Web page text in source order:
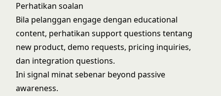
Perhatikan soalan
Bila pelanggan engage dengan educational
content, perhatikan support questions tentang
new product, demo requests, pricing inquiries,
dan integration questions.
Ini signal minat sebenar beyond passive
awareness.